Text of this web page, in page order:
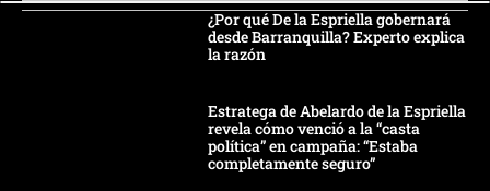
¿Por qué De la Espriella gobernará
desde Barranquilla? Experto explica
la razón
Estratega de Abelardo de la Espriella
revela cómo venció a la “casta
política” en campaña: “Estaba
completamente seguro”